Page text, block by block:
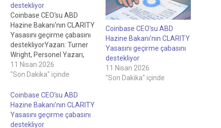
destekliyor
Coinbase CEO'su ABD
Hazine Bakanı'nın CLARITY
Yasasını geçirme çabasını
destekliyorYazan: Turner
Wright, Personel Yazarı,
Eleştiren: Sam Bourgi,
Personel Editörü Coinbase
Bakanı'nın CLARITY
Yasasını geçirme çabasını
destekliyor 18 saat önce
Kamuya yapılan açıklama,
11 Nisan 2026
"Son Dakika" içinde
Coinbase CEO’su ABD
Hazine Bakanı’nın CLARITY
Yasasını geçirme çabasını
destekliyor
11 Nisan 2026
"Son Dakika" içinde
Coinbase CEO’su ABD
Hazine Bakanı’nın CLARITY
Yasasını geçirme çabasını
destekliyor